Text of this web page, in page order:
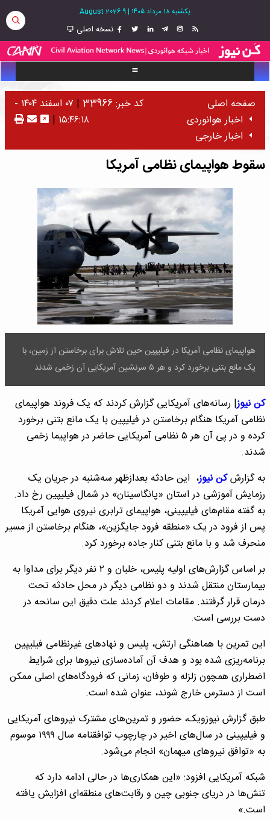
یکشنبه ۱۸ مرداد ۱۴۰۵ |
9 August 2026
نسخه اصلی
صفحه اصلی
اخبار هوانوردی
اخبار خارجی
کد خبر: 33966 |
۰۷ اسفند ۱۴۰۴ -
۱۵:۴۶:۱۸ |
سقوط هواپیمای نظامی آمریکا
هواپیمای نظامی آمریکا در فیلیپین حین تلاش برای برخاستن از زمین، با
یک مانع بتنی برخورد کرد و هر ۵ سرنشین آمریکایی آن زخمی شدند
کن نیوز| رسانه‌های آمریکایی گزارش کردند که یک فروند هواپیمای
نظامی آمریکا هنگام برخاستن در فیلیپین با یک مانع بتنی برخورد
کرده و در پی آن هر ۵ نظامی آمریکایی حاضر در هواپیما زخمی
شدند.
به گزارشکن نیوز، این حادثه بعدازظهر سه‌شنبه در جریان یک
رزمایش آموزشی در استان «پانگاسینان» در شمال فیلیپین رخ داد.
به گفته مقام‌های فیلیپینی، هواپیمای ترابری نیروی هوایی آمریکا
پس از فرود در یک «منطقه فرود جایگزین»، هنگام برخاستن از مسیر
منحرف شد و با مانع بتنی کنار جاده برخورد کرد.
بر اساس گزارش‌های اولیه پلیس، خلبان و ۲ نفر دیگر برای مداوا به
بیمارستان منتقل شدند و دو نظامی دیگر در محل حادثه تحت
درمان قرار گرفتند. مقامات اعلام کردند علت دقیق این سانحه در
دست بررسی است.
این تمرین با هماهنگی ارتش، پلیس و نهادهای غیرنظامی فیلیپین
برنامه‌ریزی شده بود و هدف آن آماده‌سازی نیروها برای شرایط
اضطراری همچون زلزله و طوفان، زمانی که فرودگاه‌های اصلی ممکن
است از دسترس خارج شوند، عنوان شده است.
طبق گزارش نیوزویک، حضور و تمرین‌های مشترک نیروهای آمریکایی
و فیلیپینی در سال‌های اخیر در چارچوب توافقنامه سال ۱۹۹۹ موسوم
به «توافق نیروهای میهمان» انجام می‌شود.
شبکه آمریکایی افزود: «این همکاری‌ها در حالی ادامه دارد که
تنش‌ها در دریای جنوبی چین و رقابت‌های منطقه‌ای افزایش یافته
است.»